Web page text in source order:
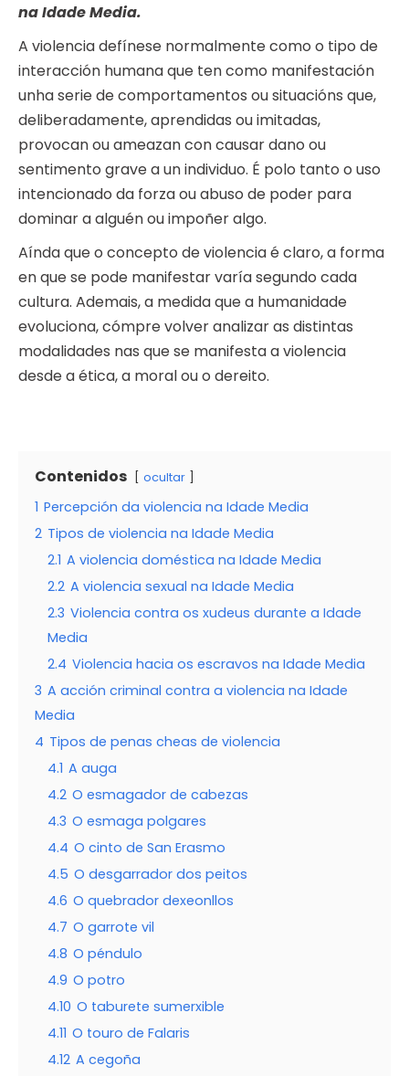
na Idade Media.
A violencia defínese normalmente como o tipo de
interacción humana que ten como manifestación
unha serie de comportamentos ou situacións que,
deliberadamente, aprendidas ou imitadas,
provocan ou ameazan con causar dano ou
sentimento grave a un individuo. É polo tanto o uso
intencionado da forza ou abuso de poder para
dominar a alguén ou impoñer algo.
Aínda que o concepto de violencia é claro, a forma
en que se pode manifestar varía segundo cada
cultura. Ademais, a medida que a humanidade
evoluciona, cómpre volver analizar as distintas
modalidades nas que se manifesta a violencia
desde a ética, a moral ou o dereito.
Contenidos ocultar
1 Percepción da violencia na Idade Media
2 Tipos de violencia na Idade Media
2.1 A violencia doméstica na Idade Media
2.2 A violencia sexual na Idade Media
2.3 Violencia contra os xudeus durante a Idade
Media
2.4 Violencia hacia os escravos na Idade Media
3 A acción criminal contra a violencia na Idade
Media
4 Tipos de penas cheas de violencia
4.1 A auga
4.2 O esmagador de cabezas
4.3 O esmaga polgares
4.4 O cinto de San Erasmo
4.5 O desgarrador dos peitos
4.6 O quebrador dexeonllos
4.7 O garrote vil
4.8 O péndulo
4.9 O potro
4.10 O taburete sumerxible
4.11 O touro de Falaris
4.12 A cegoña